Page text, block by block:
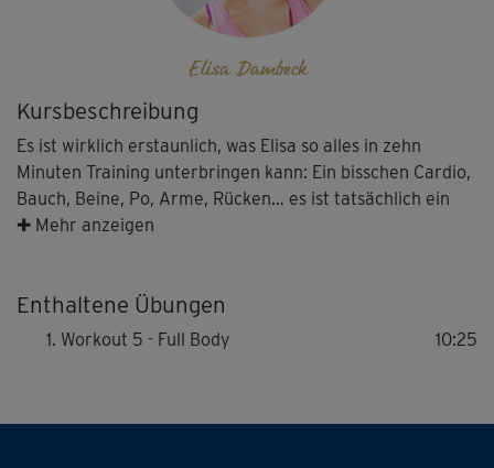
Kursbeschreibung
Es ist wirklich erstaunlich, was Elisa so alles in zehn
Minuten Training unterbringen kann: Ein bisschen Cardio,
Bauch, Beine, Po, Arme, Rücken… es ist tatsächlich ein
kleines, aber feines Workout für den ganzen Körper - und
✚ Mehr anzeigen
Enthaltene Übungen
Workout 5 - Full Body 10:25
Elisa Dambeck